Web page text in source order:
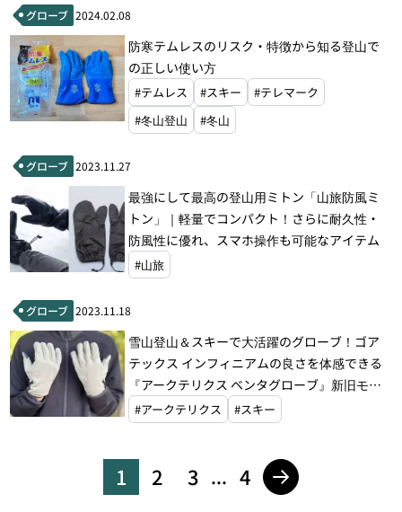
グローブ 2024.02.08
防寒テムレスのリスク・特徴から知る登山で
の正しい使い方
#テムレス #スキー
#テレマーク
#冬山登山
#冬山
グローブ 2023.11.27
最強にして最高の登山用ミトン「山旅防風ミ
トン」｜軽量でコンパクト！さらに耐久性・
防風性に優れ、スマホ操作も可能なアイテム
#山旅
グローブ 2023.11.18
雪山登山＆スキーで大活躍のグローブ！ゴア
テックス インフィニアムの良さを体感できる
『アークテリクス ベンタグローブ』新旧モデ
ル比較付き
#アークテリクス #スキー
1 2 3 ... 4